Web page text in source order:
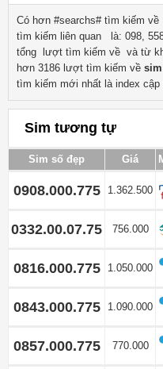
Có hơn #searchs# tìm kiếm về
tìm kiếm liên quan
là: 098,
tổng lượt tìm kiếm về và từ
hơn 3186 lượt tìm kiếm về
tìm kiếm mới nhất là index cập
Sim tương tự
Sim số đẹp Giá
0908.000.775 1.362.500
0332.00.07.75 756.000
0816.000.775 1.050.000
0843.000.775 1.090.000
0857.000.775 770.000